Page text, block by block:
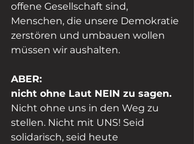
offene Gesellschaft sind,
Menschen, die unsere Demokratie
zerstören und umbauen wollen
müssen wir aushalten.
ABER:
nicht ohne Laut NEIN zu sagen.
Nicht ohne uns in den Weg zu
stellen. Nicht mit UNS! Seid
solidarisch, seid heute